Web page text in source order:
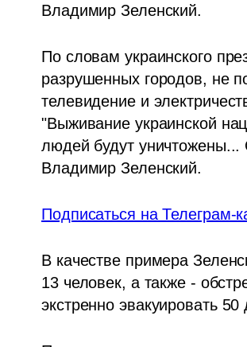
Владимир Зеленский.
По словам украинского
разрушенных городов, не
телевидение и
"Выживание украинской
людей будут уничтожены...
Владимир Зеленский.
Подписаться на Телеграм-
В качестве примера
13 человек, а также -
экстренно эвакуировать 50